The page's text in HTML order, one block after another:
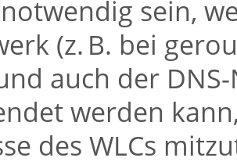
sein,
(z. B. bei
auch der
werden
des WLCs